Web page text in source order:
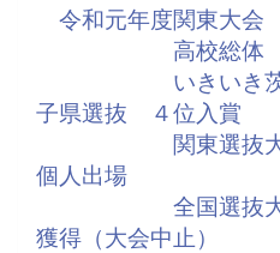
令和元年度関東大
高校総体 男
いきいき茨城
子県選抜 ４位入賞
関東選抜大会
個人出場
全国選抜大会
獲得（大会中止）